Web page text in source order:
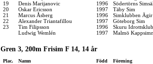
19
Denis Marijanovic 1996
Södertörns
20
Oskar Ericsson 1997
Täby Sim
21
Marcus Åsberg 1996
Simklubben Ägir
22
Alexander Triantafillou 1997
Göteborg Sim
23
Tim Filipsson 1996
Skuru
Ludwig Wemlén
1997 Malmö
Gren 3, 200m Frisim F 14, 14 år
Plac. Namn Född Förening